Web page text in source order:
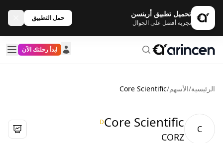
تحميل تطبيق أرينسن
تجربة أفضل على الجوال
حمل التطبيق
ابدأ رحلتك الآن
الرئيسية/الأسهم/
Core Scientific
C
Core Scientific
D
CORZ